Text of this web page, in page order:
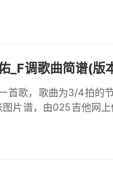
_F调歌曲简谱(版
首歌，歌曲为3/4拍的
片谱，由025吉他网